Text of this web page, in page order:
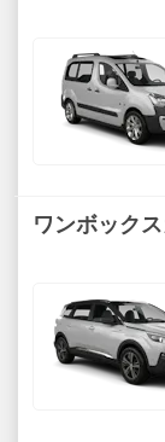
ワンボック